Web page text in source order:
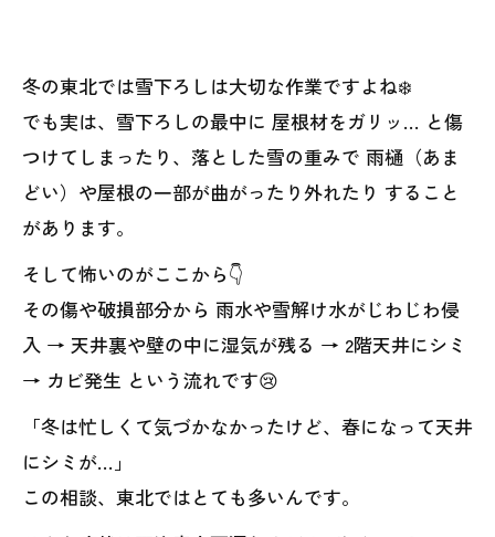
冬の東北では雪下ろしは大切な作業ですよね❄️
でも実は、雪下ろしの最中に 屋根材をガリッ… と傷
つけてしまったり、落とした雪の重みで 雨樋（あま
どい）や屋根の一部が曲がったり外れたり すること
があります。
そして怖いのがここから👇
その傷や破損部分から 雨水や雪解け水がじわじわ侵
入 → 天井裏や壁の中に湿気が残る → 2階天井にシミ
→ カビ発生 という流れです😢
「冬は忙しくて気づかなかったけど、春になって天井
にシミが…」
この相談、東北ではとても多いんです。